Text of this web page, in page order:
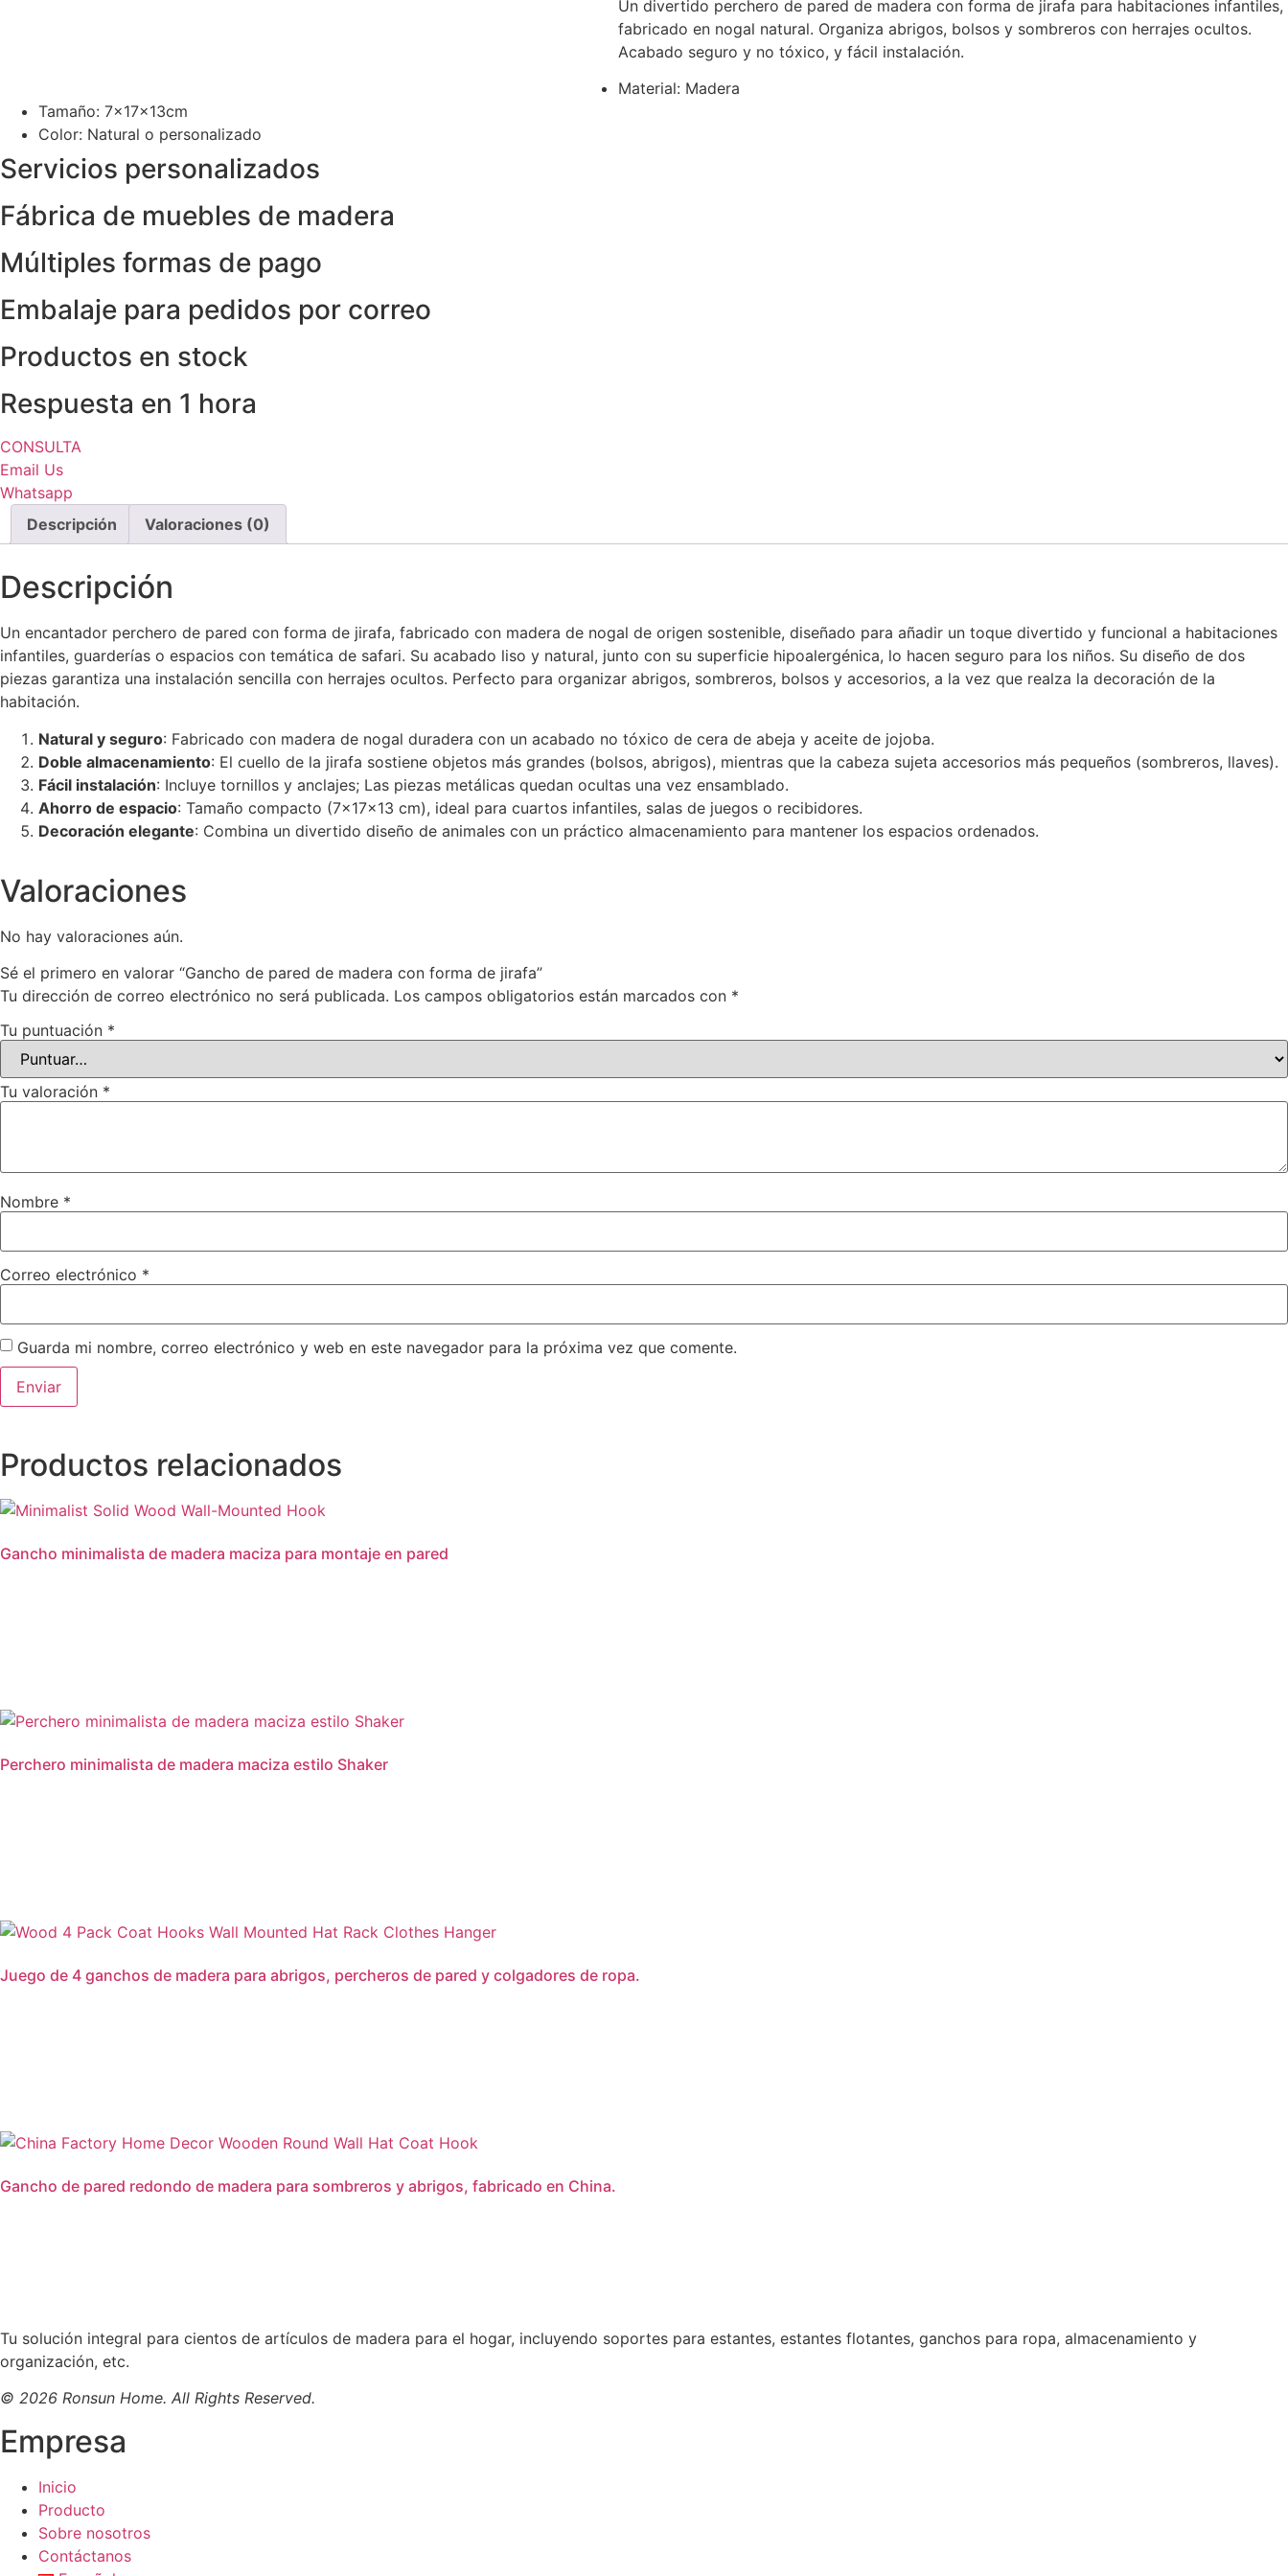
Un divertido perchero de pared de madera con forma de jirafa para habitaciones infantiles,
fabricado en nogal natural. Organiza abrigos, bolsos y sombreros con herrajes ocultos.
Acabado seguro y no tóxico, y fácil instalación.
Material: Madera
Tamaño: 7x17x13cm
Color: Natural o personalizado
Servicios personalizados
Fábrica de muebles de madera
Múltiples formas de pago
Embalaje para pedidos por correo
Productos en stock
Respuesta en 1 hora
CONSULTA
Email Us
Whatsapp
Descripción
Valoraciones (0)
Descripción
Un encantador perchero de pared con forma de jirafa, fabricado con madera de nogal de origen sostenible, diseñado para añadir un toque divertido y funcional a habitaciones
infantiles, guarderías o espacios con temática de safari. Su acabado liso y natural, junto con su superficie hipoalergénica, lo hacen seguro para los niños. Su diseño de dos
piezas garantiza una instalación sencilla con herrajes ocultos. Perfecto para organizar abrigos, sombreros, bolsos y accesorios, a la vez que realza la decoración de la
habitación.
Natural y seguro​: Fabricado con madera de nogal duradera con un acabado no tóxico de cera de abeja y aceite de jojoba.
Doble almacenamiento​: El cuello de la jirafa sostiene objetos más grandes (bolsos, abrigos), mientras que la cabeza sujeta accesorios más pequeños (sombreros, llaves).
Fácil instalación​: Incluye tornillos y anclajes; Las piezas metálicas quedan ocultas una vez ensamblado.
​Ahorro de espacio​​: Tamaño compacto (7x17x13 cm), ideal para cuartos infantiles, salas de juegos o recibidores.
​Decoración elegante​​: Combina un divertido diseño de animales con un práctico almacenamiento para mantener los espacios ordenados.
Valoraciones
No hay valoraciones aún.
Sé el primero en valorar “Gancho de pared de madera con forma de jirafa”
Tu dirección de correo electrónico no será publicada. Los campos obligatorios están marcados con *
Tu puntuación *
Tu valoración *
Nombre *
Correo electrónico *
Guarda mi nombre, correo electrónico y web en este navegador para la próxima vez que comente.
Productos relacionados
Gancho minimalista de madera maciza para montaje en pared
Perchero minimalista de madera maciza estilo Shaker
Juego de 4 ganchos de madera para abrigos, percheros de pared y colgadores de ropa.
Gancho de pared redondo de madera para sombreros y abrigos, fabricado en China.
Tu solución integral para cientos de artículos de madera para el hogar, incluyendo soportes para estantes, estantes flotantes, ganchos para ropa, almacenamiento y
organización, etc.
© 2026 Ronsun Home. All Rights Reserved.
Empresa
Inicio
Producto
Sobre nosotros
Contáctanos